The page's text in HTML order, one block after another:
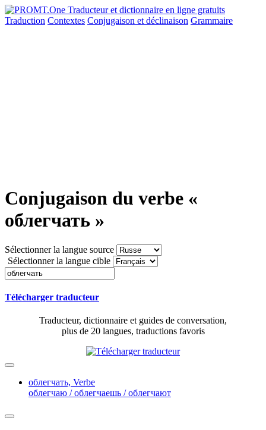
Traduction Contextes Conjugaison et déclinaison Grammaire
Conjugaison du verbe «
облегчать »
Sélectionner la langue source
Sélectionner la langue cible
Télécharger traducteur
Traducteur, dictionnaire et guides de conversation,
plus de 20 langues, traductions favoris
облегчать, Verbe
облегчаю / облегчаешь / облегчают